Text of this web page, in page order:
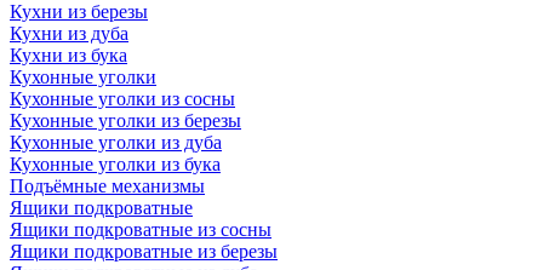
Кухни из березы
Кухни из дуба
Кухни из бука
Кухонные уголки
Кухонные уголки из сосны
Кухонные уголки из березы
Кухонные уголки из дуба
Кухонные уголки из бука
Подъёмные механизмы
Ящики подкроватные
Ящики подкроватные из сосны
Ящики подкроватные из березы